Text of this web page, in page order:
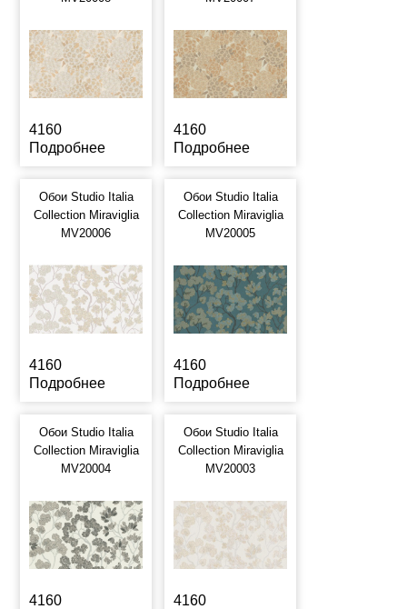
4160
Подробнее
4160
Подробнее
Обои Studio Italia
Collection Miraviglia
MV20006
4160
Подробнее
Обои Studio Italia
Collection Miraviglia
MV20005
4160
Подробнее
Обои Studio Italia
Collection Miraviglia
MV20004
4160
Обои Studio Italia
Collection Miraviglia
MV20003
4160